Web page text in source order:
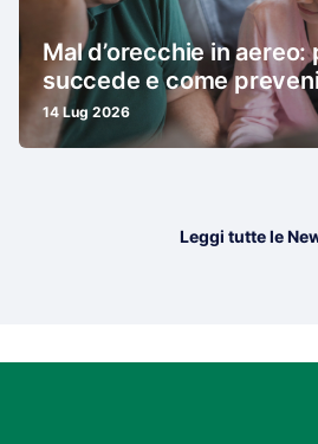
Mal d’orecchie in aereo:
succede e come
14 Lug 2026
Leggi tutte le